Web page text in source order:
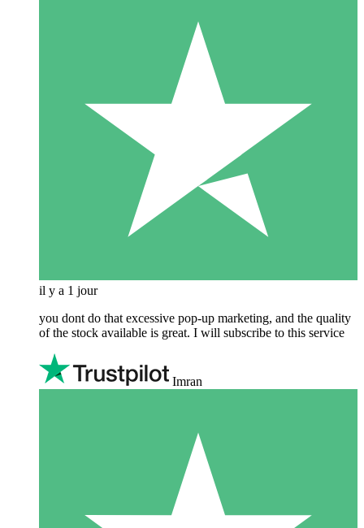
il y a 1 jour
you dont do that excessive pop-up marketing, and the quality
of the stock available is great. I will subscribe to this service
Imran